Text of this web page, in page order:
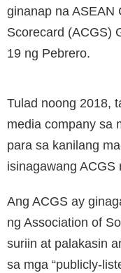
ginanap na ASEAN
Scorecard (ACGS)
19 ng Pebrero.
Tulad noong 2018,
media company sa
para sa kanilang
isinagawang ACGS
Ang ACGS ay
ng Association of
suriin at palakasin
sa mga “publicly-